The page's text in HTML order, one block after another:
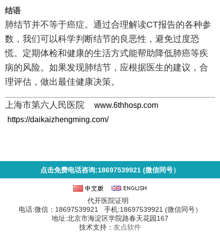
结语
肺结节并不等于癌症。通过合理解读CT报告的各种参
数，我们可以科学判断结节的良恶性，避免过度恐
慌。定期体检和健康的生活方式能帮助降低肺癌等疾
病的风险。如果发现肺结节，应根据医生的建议，合
理评估，做出最佳健康决策。
上海市第六人民医院www.6thhosp.com
https://daikaizhengming.com/
点击免费电话咨询:18697539921 (微信同号）
代开医院证明
电话:微信：18697539921 手机:18697539921 (微信同号）
地址:北京市海淀区学院路春天花园167
技术支持： 友点软件